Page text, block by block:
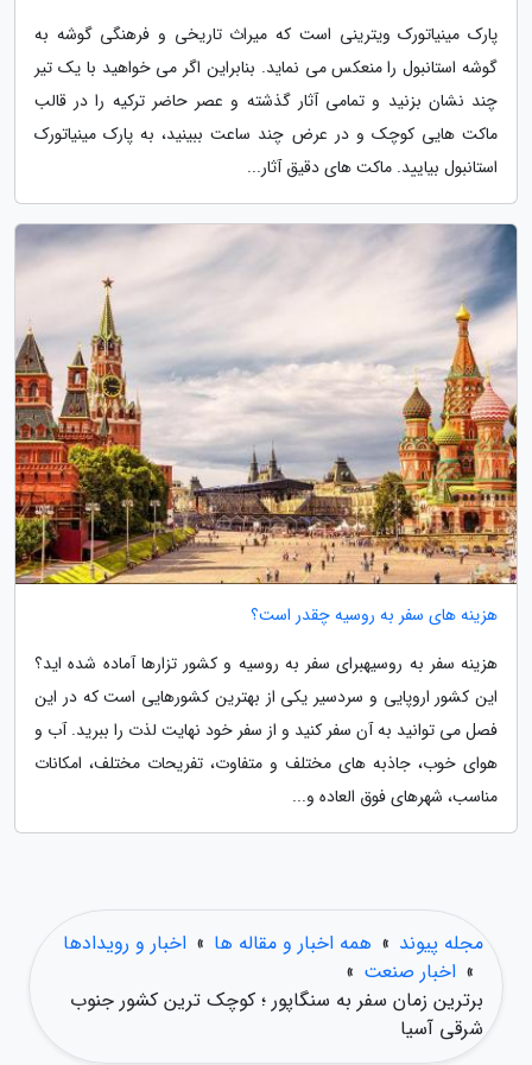
پارک مینیاتورک ویترینی است که میراث تاریخی و فرهنگی گوشه به
گوشه استانبول را منعکس می نماید. بنابراین اگر می خواهید با یک تیر
چند نشان بزنید و تمامی آثار گذشته و عصر حاضر ترکیه را در قالب
ماکت هایی کوچک و در عرض چند ساعت ببینید، به پارک مینیاتورک
استانبول بیایید. ماکت های دقیق آثار...
هزینه های سفر به روسیه چقدر است؟
هزینه سفر به روسیهبرای سفر به روسیه و کشور تزارها آماده شده اید؟
این کشور اروپایی و سردسیر یکی از بهترین کشورهایی است که در این
فصل می توانید به آن سفر کنید و از سفر خود نهایت لذت را ببرید. آب و
هوای خوب، جاذبه های مختلف و متفاوت، تفریحات مختلف، امکانات
مناسب، شهرهای فوق العاده و...
مجله پیوند » همه اخبار و مقاله ها » اخبار و رویدادها
» اخبار صنعت »
برترین زمان سفر به سنگاپور ؛ کوچک ترین کشور جنوب
شرقی آسیا